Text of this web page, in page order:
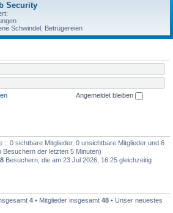
Security
Schwindel, Betrügereien
Angemeldet bleiben
:: 0 sichtbare Mitglieder, 0 unsichtbare Mitglieder und 6
der letzten 5 Minuten)
Besuchern, die am 23 Jul 2026, 16:25 gleichzeitig
4 • Mitglieder insgesamt 48 • Unser neuestes